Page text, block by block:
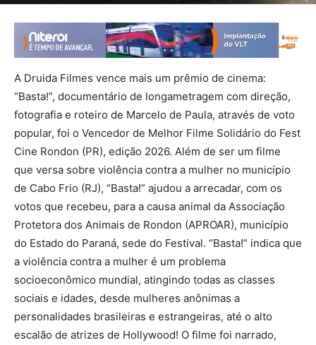
A Druida Filmes vence mais um prêmio de cinema:
“Basta!”, documentário de longametragem com direção,
fotografia e roteiro de Marcelo de Paula, através de voto
popular, foi o Vencedor de Melhor Filme Solidário do Fest
Cine Rondon (PR), edição 2026. Além de ser um filme
que versa sobre violência contra a mulher no município
de Cabo Frio (RJ), “Basta!” ajudou a arrecadar, com os
votos que recebeu, para a causa animal da Associação
Protetora dos Animais de Rondon (APROAR), município
do Estado do Paraná, sede do Festival. “Basta!” indica que
a violência contra a mulher é um problema
socioeconômico mundial, atingindo todas as classes
sociais e idades, desde mulheres anônimas a
personalidades brasileiras e estrangeiras, até o alto
escalão de atrizes de Hollywood! O filme foi narrado,